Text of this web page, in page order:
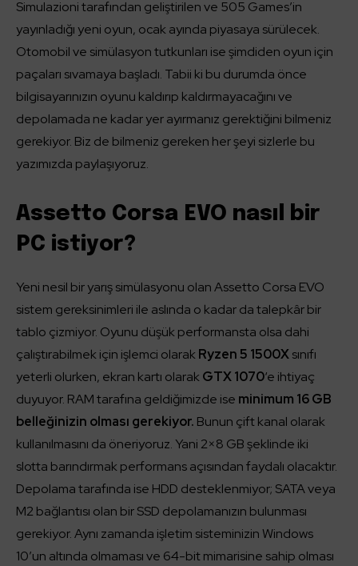
Simulazioni tarafından geliştirilen ve 505 Games’in
yayınladığı yeni oyun, ocak ayında piyasaya sürülecek.
Otomobil ve simülasyon tutkunları ise şimdiden oyun için
paçaları sıvamaya başladı. Tabii ki bu durumda önce
bilgisayarınızın oyunu kaldırıp kaldırmayacağını ve
depolamada ne kadar yer ayırmanız gerektiğini bilmeniz
gerekiyor. Biz de bilmeniz gereken her şeyi sizlerle bu
yazımızda paylaşıyoruz.
Assetto Corsa EVO nasıl bir
PC istiyor?
Yeni nesil bir yarış simülasyonu olan Assetto Corsa EVO
sistem gereksinimleri ile aslında o kadar da talepkâr bir
tablo çizmiyor. Oyunu düşük performansta olsa dahi
çalıştırabilmek için işlemci olarakRyzen 5 1500Xsınıfı
yeterli olurken, ekran kartı olarakGTX 1070‘e ihtiyaç
duyuyor. RAM tarafına geldiğimizde ise minimum 16 GB
belleğinizin olması gerekiyor. Bunun çift kanal olarak
kullanılmasını da öneriyoruz. Yani 2×8 GB şeklinde iki
slotta barındırmak performans açısından faydalı olacaktır.
Depolama tarafında ise HDD desteklenmiyor; SATA veya
M2 bağlantısı olan bir SSD depolamanızın bulunması
gerekiyor. Aynı zamanda işletim sisteminizin Windows
10’un altında olmaması ve 64-bit mimarisine sahip olması